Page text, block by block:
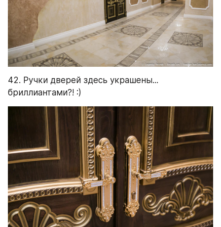
42. Ручки дверей здесь украшены...
бриллиантами?! :)